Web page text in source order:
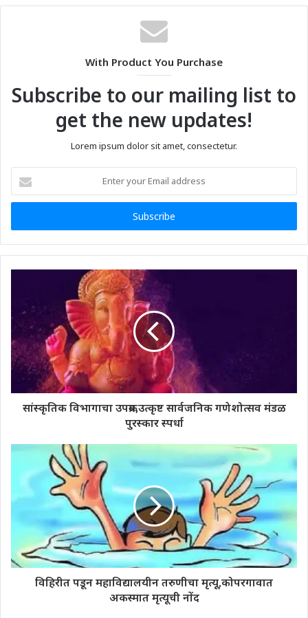
With Product You Purchase
Subscribe to our mailing list to
get the new updates!
Lorem ipsum dolor sit amet, consectetur.
your
Email
सांस्कृतिक विभागाचा उपक्रम,उत्कृष्ट सार्वजनिक गणेशोत्सव मंडळ
पुरस्कार स्पर्धा
विहिरीत पडून महाविद्यालयीन तरुणीचा मृत्यू,कोपरगावात
अकस्मात मृत्यूची नोंद